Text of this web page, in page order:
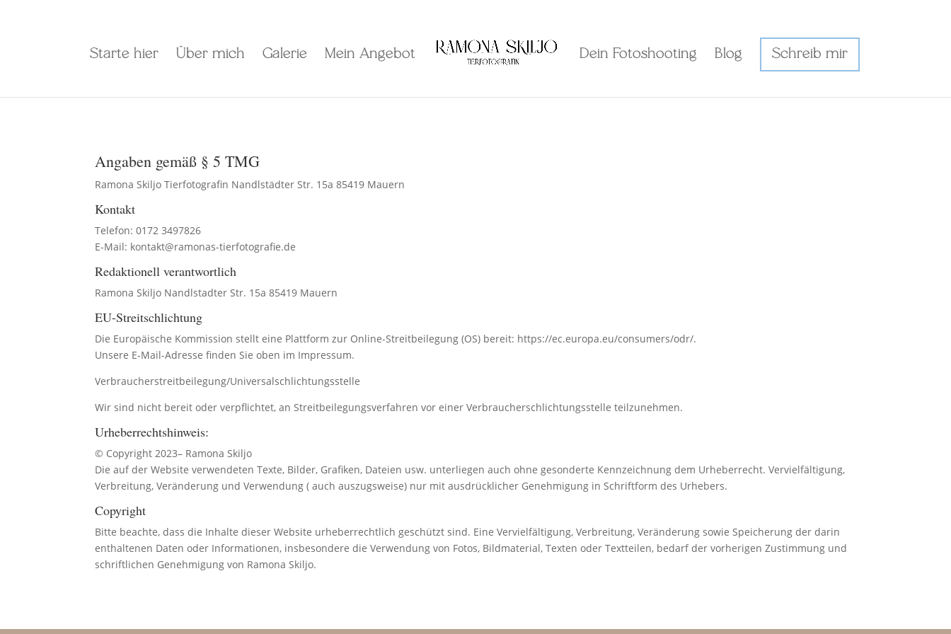
Starte hier Über mich Galerie Mein Angebot Dein Fotoshooting Blog Schreib mir
Angaben gemäß § 5 TMG
Ramona Skiljo Tierfotografin Nandlstädter Str. 15a 85419 Mauern
Kontakt
Telefon: 0172 3497826
E-Mail: kontakt@ramonas-tierfotografie.de
Redaktionell verantwortlich
Ramona Skiljo Nandlstadter Str. 15a 85419 Mauern
EU-Streitschlichtung
Die Europäische Kommission stellt eine Plattform zur Online-Streitbeilegung (OS) bereit: https://ec.europa.eu/consumers/odr/.
Unsere E-Mail-Adresse finden Sie oben im Impressum.
Verbraucherstreitbeilegung/Universalschlichtungsstelle
Wir sind nicht bereit oder verpflichtet, an Streitbeilegungsverfahren vor einer Verbraucherschlichtungsstelle teilzunehmen.
Urheberrechtshinweis:
© Copyright 2023– Ramona Skiljo
Die auf der Website verwendeten Texte, Bilder, Grafiken, Dateien usw. unterliegen auch ohne gesonderte Kennzeichnung dem Urheberrecht. Vervielfältigung,
Verbreitung, Veränderung und Verwendung ( auch auszugsweise) nur mit ausdrücklicher Genehmigung in Schriftform des Urhebers.
Copyright
Bitte beachte, dass die Inhalte dieser Website urheberrechtlich geschützt sind. Eine Vervielfältigung, Verbreitung, Veränderung sowie Speicherung der darin
enthaltenen Daten oder Informationen, insbesondere die Verwendung von Fotos, Bildmaterial, Texten oder Textteilen, bedarf der vorherigen Zustimmung und
schriftlichen Genehmigung von Ramona Skiljo.